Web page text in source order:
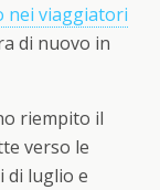
nei viaggiatori
di nuovo in
riempito il
verso le
di luglio e